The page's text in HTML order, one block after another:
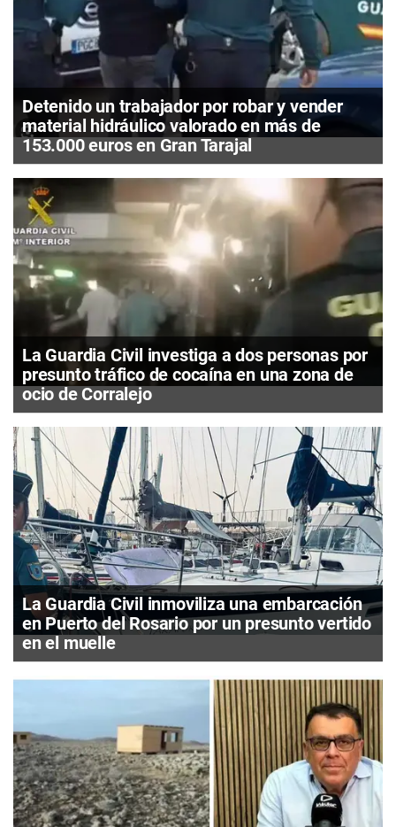
Detenido un trabajador por robar y vender
material hidráulico valorado en más de
153.000 euros en Gran Tarajal
La Guardia Civil investiga a dos personas por
presunto tráfico de cocaína en una zona de
ocio de Corralejo
La Guardia Civil inmoviliza una embarcación
en Puerto del Rosario por un presunto vertido
en el muelle